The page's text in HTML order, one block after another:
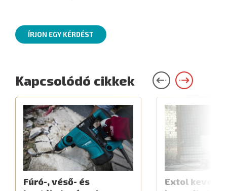
ÍRJON EGY KÉRDÉST
Kapcsolódó cikkek
Fúró-, véső- és
Extol